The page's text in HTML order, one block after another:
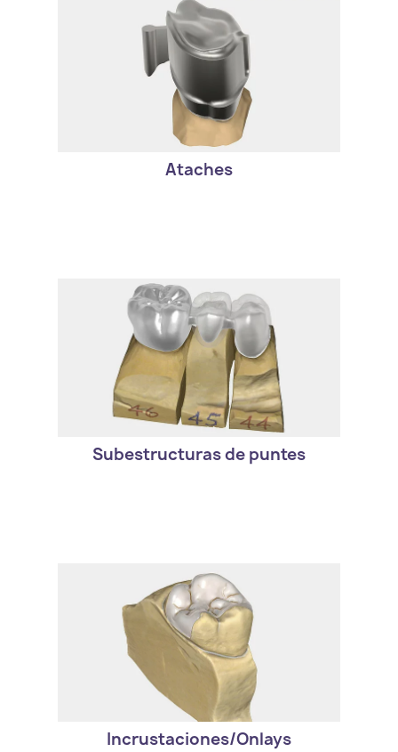
Ataches
- Diferentes ataches, de una biblioteca
extesa, pueden ser añadidos a, o
removidos de, su diseño.
Subestructuras de puntes
- Coronas de contornos completos,
cofias, pónticos, o incrustaciones
pueden ser combinadas con puentes y
subestructuras de puentes.
Incrustaciones/Onlays
- Puede diseñar incrustaciones
hermosas y funcionales rápida y